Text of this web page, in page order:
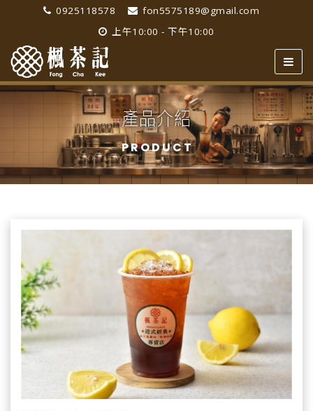
0925118578
fon5575189@gmail.com
上午10:00 - 下午10:00
產品介紹
PRODUCT